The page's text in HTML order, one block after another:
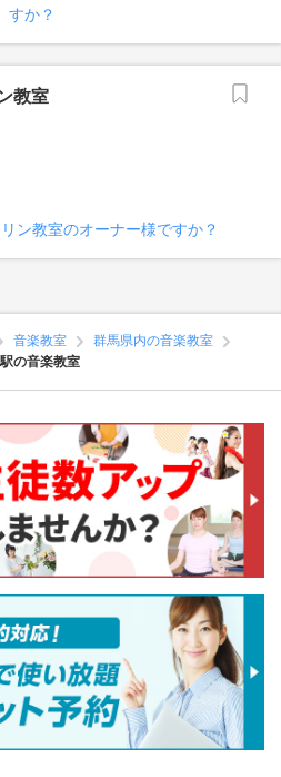
すか？
教室
ン教室のオーナー様ですか？
音楽教室
群馬県内の音楽教室
の音楽教室